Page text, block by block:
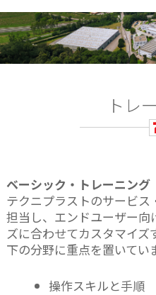
製品
導入事例
サステナビリティトレ
ベーシック・トレーニング
テクニプラストのサービ
担当し、エンドユーザー向
ズに合わせてカスタマイ
下の分野に重点を置いてい
操作スキルと手順